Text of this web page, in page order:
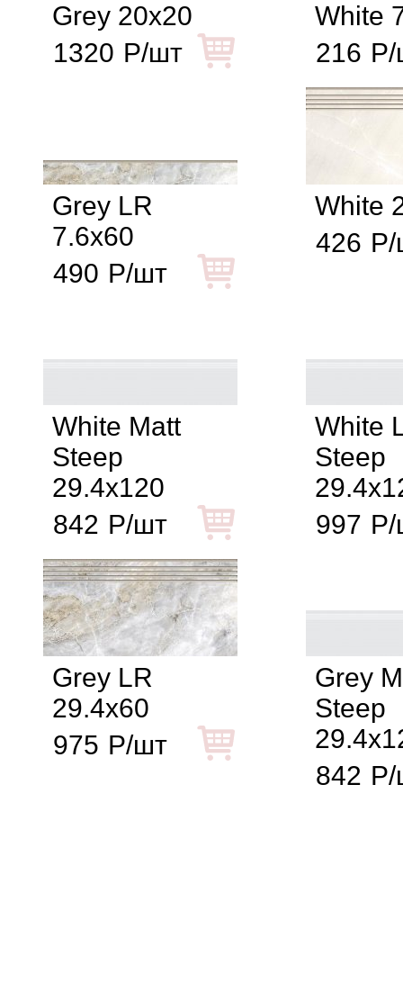
Grey 20x20
1320 Р/шт
White
216 Р/
Grey LR
7.6x60
490 Р/шт
White
426 Р/
White Matt
Steep
29.4x120
842 Р/шт
White
Steep
997 Р/
Grey LR
29.4x60
975 Р/шт
Grey
Steep
842 Р/